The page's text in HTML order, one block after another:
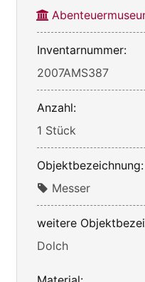
Inventarnummer:
2007AMS387
Anzahl:
1 Stück
Objektbezeichnung:
Messer
weitere
Dolch